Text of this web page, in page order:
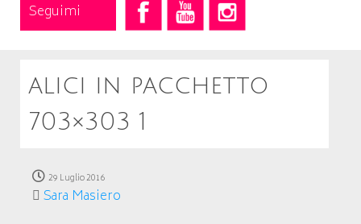
Seguimi
alici in pacchetto
703×303 1
29 Luglio 2016
Sara Masiero